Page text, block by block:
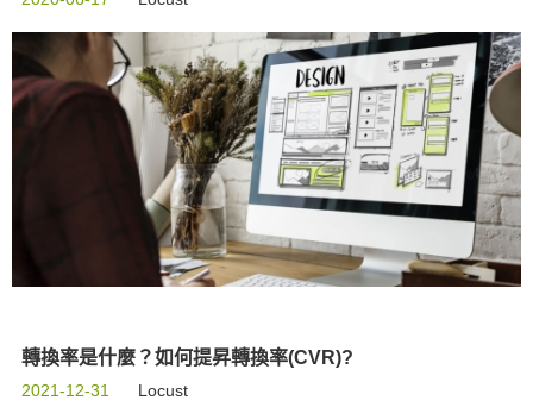
轉換率是什麼？如何提昇轉換率(CVR)?
2021-12-31 Locust